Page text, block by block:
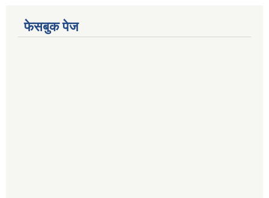
फेसबुक पेज